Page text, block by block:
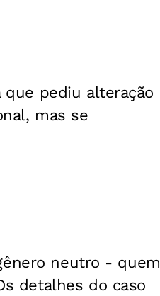
que pediu alteração
mas se
neutro - quem
detalhes do caso